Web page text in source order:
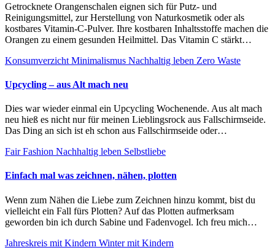
Getrocknete Orangenschalen eignen sich für Putz- und
Reinigungsmittel, zur Herstellung von Naturkosmetik oder als
kostbares Vitamin-C-Pulver. Ihre kostbaren Inhaltsstoffe machen die
Orangen zu einem gesunden Heilmittel. Das Vitamin C stärkt…
Konsumverzicht Minimalismus Nachhaltig leben Zero Waste
Upcycling – aus Alt mach neu
Dies war wieder einmal ein Upcycling Wochenende. Aus alt mach
neu hieß es nicht nur für meinen Lieblingsrock aus Fallschirmseide.
Das Ding an sich ist eh schon aus Fallschirmseide oder…
Fair Fashion Nachhaltig leben Selbstliebe
Einfach mal was zeichnen, nähen, plotten
Wenn zum Nähen die Liebe zum Zeichnen hinzu kommt, bist du
vielleicht ein Fall fürs Plotten? Auf das Plotten aufmerksam
geworden bin ich durch Sabine und Fadenvogel. Ich freu mich…
Jahreskreis mit Kindern Winter mit Kindern